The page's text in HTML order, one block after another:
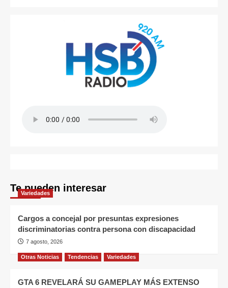
Te pueden interesar
Variedades
Cargos a concejal por presuntas expresiones
discriminatorias contra persona con discapacidad
7 agosto, 2026
Otras Noticias Tendencias Variedades
GTA 6 REVELARÁ SU GAMEPLAY MÁS EXTENSO